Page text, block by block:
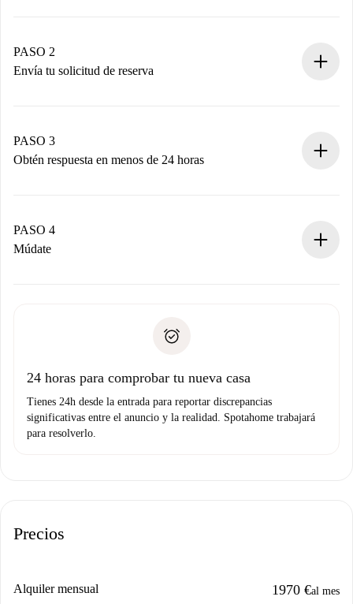
Tienes toda la información necesaria por adelantado.
PASO 2
Envía tu solicitud de reserva
propietario acepte.
PASO 3
Obtén respuesta en menos de 24 horas
contacto con el propietario.
Si es rechazada: No te haremos ningún cargo y te
Prueba de solvencia
PASO 4
Múdate
no nos comunicas ningún problema.
24 horas para comprobar tu nueva casa
Tienes 24h desde la entrada para reportar discrepancias
significativas entre el anuncio y la realidad. Spotahome trabajará
para resolverlo.
Precios
Alquiler mensual 1970 €al mes